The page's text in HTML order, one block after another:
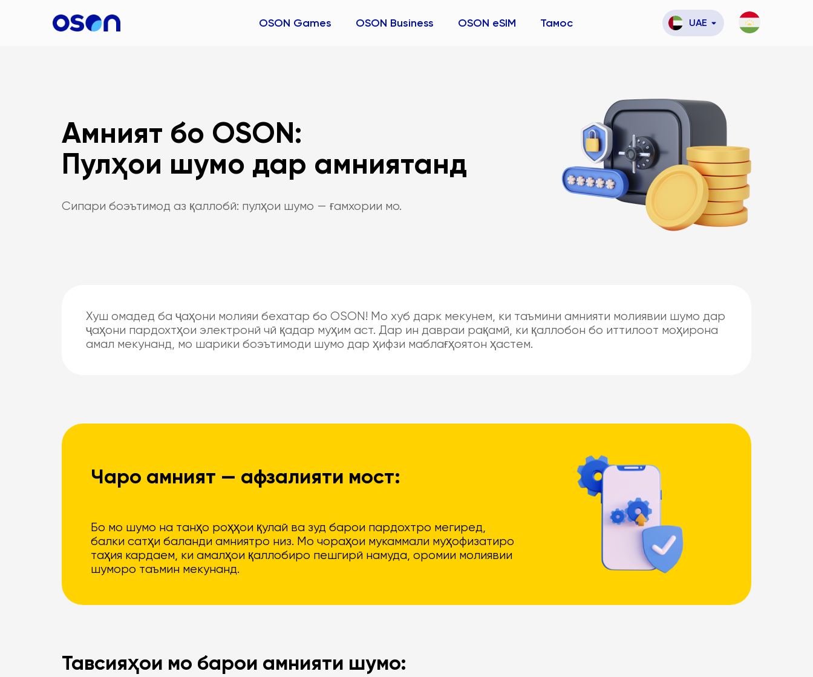
OSON Games OSON Business OSON eSIM Тамос UAE
Амният бо OSON:
Пулҳои шумо дар амниятанд
Сипари боэътимод аз қаллобӣ: пулҳои шумо — ғамхории мо.
Хуш омадед ба ҷаҳони молияи бехатар бо OSON! Мо хуб дарк мекунем, ки таъмини амнияти молиявии шумо дар
ҷаҳони пардохтҳои электронӣ чӣ қадар муҳим аст. Дар ин давраи рақамӣ, ки қаллобон бо иттилоот моҳирона
амал мекунанд, мо шарики боэътимоди шумо дар ҳифзи маблағҳоятон ҳастем.
Чаро амният — афзалияти мост:
Бо мо шумо на танҳо роҳҳои қулай ва зуд барои пардохтро мегиред,
балки сатҳи баланди амниятро низ. Мо чораҳои мукаммали муҳофизатиро
таҳия кардаем, ки амалҳои қаллобиро пешгирӣ намуда, оромии молиявии
шуморо таъмин мекунанд.
Тавсияҳои мо барои амнияти шумо: